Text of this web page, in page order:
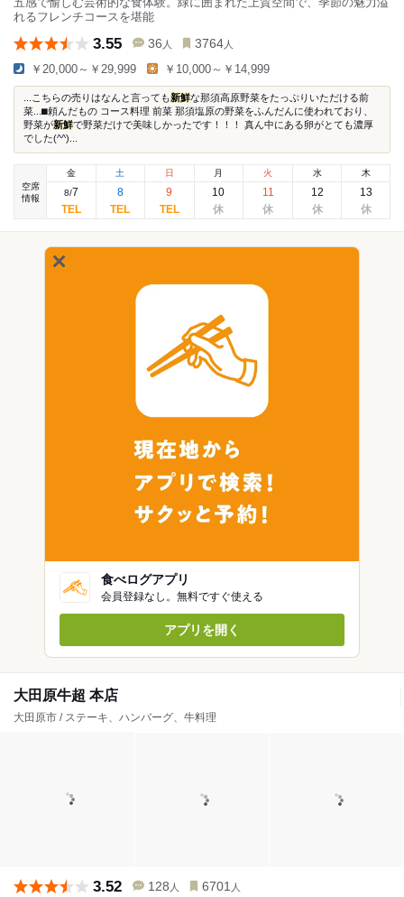
れるフレンチコースを堪能
3.55 36 人 3764 人
￥20,000～￥29,999 ￥10,000～￥14,999
...こちらの売りはなんと言っても新鮮な那須高原野菜をたっぷりいただける前
菜...⬛︎頼んだもの コース料理 前菜 那須塩原の野菜をふんだんに使われており、
野菜が新鮮で野菜だけで美味しかったです！！！ 真ん中にある卵がとても濃厚
でした(^^)...
空席
情報
金
8/7
土
8
日
9
月
10
火
11
水
12
木
13
食べログアプリ
会員登録なし。無料ですぐ使える
アプリを開く
大田原牛超 本店
大田原市 / ステーキ、ハンバーグ、牛料理
3.52 128 人 6701 人